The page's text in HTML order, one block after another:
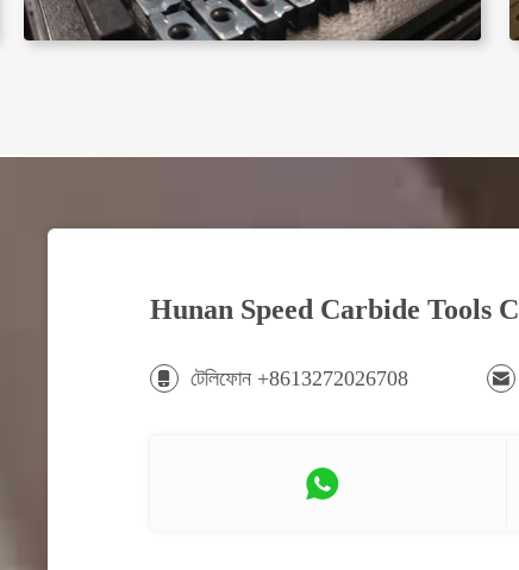
Hunan Speed Carbide Tools
টেলিফোন +8613272026708